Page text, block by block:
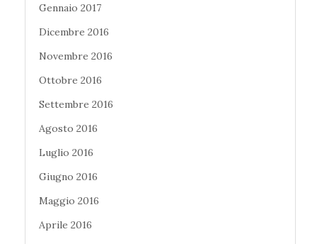
Gennaio 2017
Dicembre 2016
Novembre 2016
Ottobre 2016
Settembre 2016
Agosto 2016
Luglio 2016
Giugno 2016
Maggio 2016
Aprile 2016